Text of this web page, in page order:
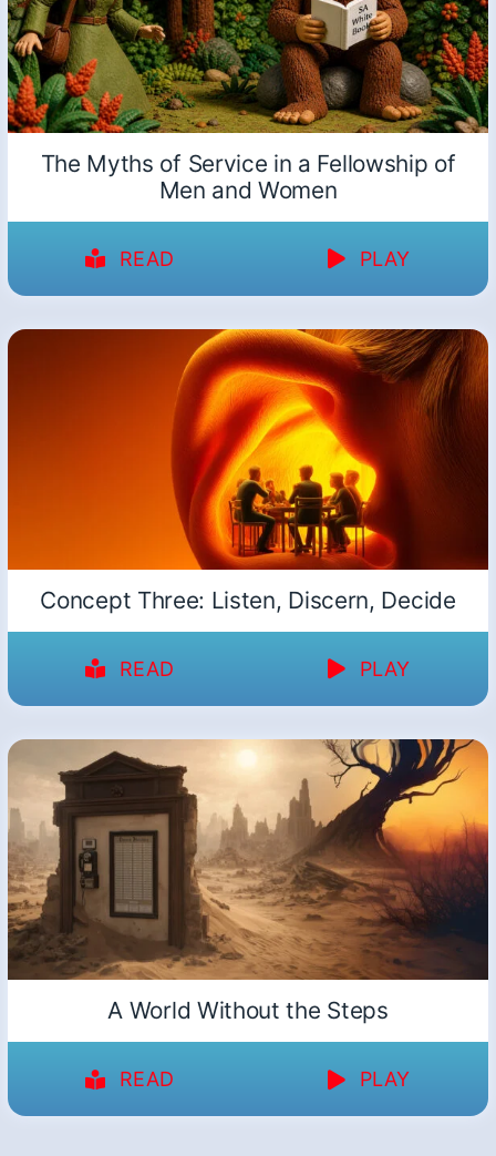
The Myths of Service in a Fellowship of
Men and Women
READ PLAY
Concept Three: Listen, Discern, Decide
READ PLAY
A World Without the Steps
READ PLAY